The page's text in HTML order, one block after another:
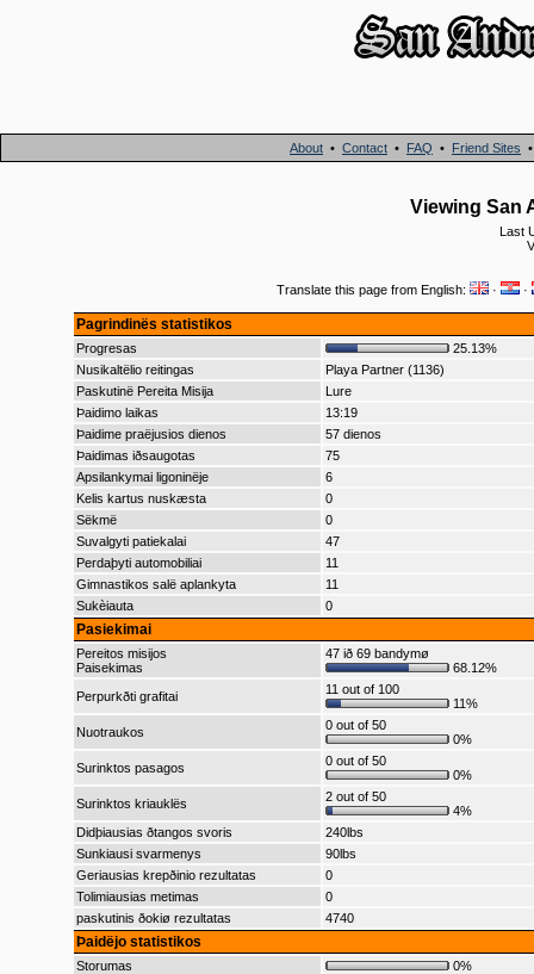
About • Contact • FAQ • Friend Sites
Viewing San
Last
Translate this page from English: · ·
Pagrindinës statistikos
Progresas
25.13%
Nusikaltëlio reitingas
Playa Partner (1136)
Paskutinë Pereita Misija
Lure
Þaidimo laikas
13:19
Þaidime praëjusios dienos
57 dienos
Þaidimas iðsaugotas
75
Apsilankymai ligoninëje
6
Kelis kartus nuskæsta
0
Sëkmë
0
Suvalgyti patiekalai
47
Perdaþyti automobiliai
11
Gimnastikos salë aplankyta
11
Sukèiauta
0
Pasiekimai
Pereitos misijos
Paisekimas
47 ið 69 bandymø
68.12%
Perpurkðti grafitai
11 out of 100
11%
Nuotraukos
0 out of 50
0%
Surinktos pasagos
0 out of 50
0%
Surinktos kriauklës
2 out of 50
4%
Didþiausias ðtangos svoris
240lbs
Sunkiausi svarmenys
90lbs
Geriausias krepðinio rezultatas
0
Tolimiausias metimas
0
paskutinis ðokiø rezultatas
4740
Þaidëjo statistikos
Storumas
0%